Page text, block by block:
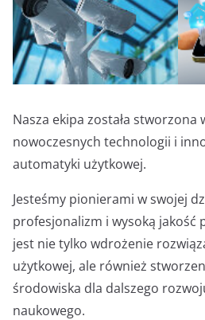
Nasza ekipa została stworzona
nowoczesnych technologii i
automatyki użytkowej.
Jesteśmy pionierami w swojej
profesjonalizm i wysoką jakość
jest nie tylko wdrożenie
użytkowej, ale również
środowiska dla dalszego
naukowego.